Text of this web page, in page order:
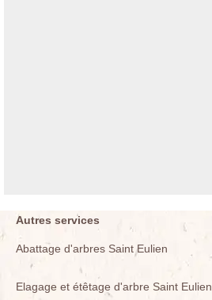
Autres services
Abattage d'arbres Saint Eulien
Elagage et étêtage d'arbre Saint Eulien